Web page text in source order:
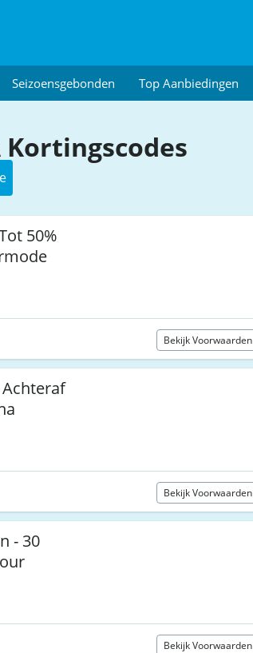
Seizoensgebonden Top Aanbiedingen
Kortingscodes
50%
Bekijk Voorwaarden
Achteraf
Bekijk Voorwaarden
- 30
Bekijk Voorwaarden